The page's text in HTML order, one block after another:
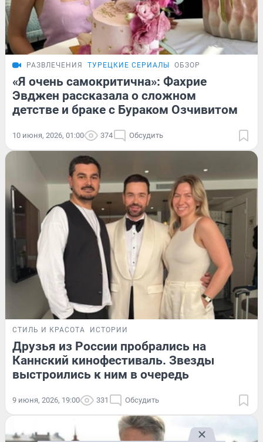
РАЗВЛЕЧЕНИЯ ТУРЕЦКИЕ СЕРИАЛЫ ОБЗОР
«Я очень самокритична»: Фахрие
Эвджен рассказала о сложном
детстве и браке с Бураком Озчивитом
10 июня, 2026, 01:00 374 Обсудить
СТИЛЬ И КРАСОТА ИСТОРИИ
Друзья из России пробрались на
Каннский кинофестиваль. Звезды
выстроились к ним в очередь
9 июня, 2026, 19:00 331 Обсудить